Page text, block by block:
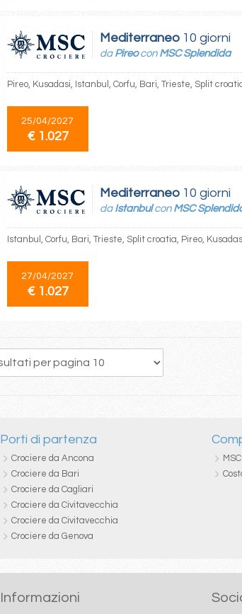
Mediterraneo 10 giorni
da Pireocon MSC Splendida
Pireo, Kusadasi, Istanbul, Corfu, Bari, Trieste, Split
25/04/2027
€ 1.027
Mediterraneo 10 giorni
da Istanbulcon MSC
Istanbul, Corfu, Bari, Trieste, Split croatia, Pireo,
27/04/2027
€ 1.027
259 260 261 263
Porti di partenza
Crociere da Ancona
Crociere da Bari
Crociere da Cagliari
Crociere da Civitavecchia
Crociere da Civitavecchia
Crociere da Genova
Informazioni